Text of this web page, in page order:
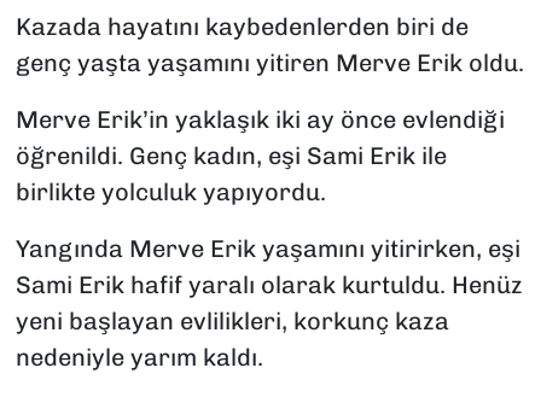
Kazada hayatını kaybedenlerden biri de
genç yaşta yaşamını yitiren Merve Erik oldu.
Merve Erik’in yaklaşık iki ay önce evlendiği
öğrenildi. Genç kadın, eşi Sami Erik ile
birlikte yolculuk yapıyordu.
Yangında Merve Erik yaşamını yitirirken, eşi
Sami Erik hafif yaralı olarak kurtuldu. Henüz
yeni başlayan evlilikleri, korkunç kaza
nedeniyle yarım kaldı.